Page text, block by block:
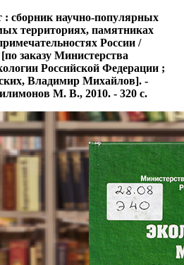
сборник научно-популярных
территориях, памятниках
России /
заказу Министерства
Российской Федерации ;
Владимир Михайлов]. -
М. В., 2010. - 320 с.